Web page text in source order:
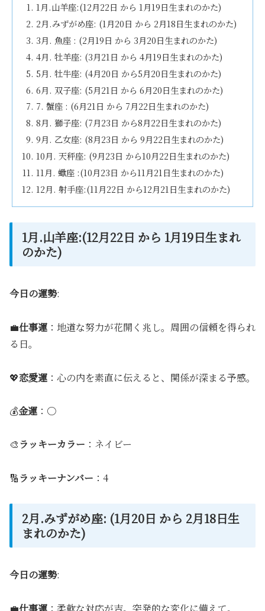
1月.山羊座:(12月22日 から 1月19日生まれのかた)
2月.みずがめ座: (1月20日 から 2月18日生まれのかた)
3月. 魚座 : (2月19日 から 3月20日生まれのかた)
4月. 牡羊座: (3月21日 から 4月19日生まれのかた)
5月. 牡牛座: (4月20日 から5月20日生まれのかた)
6月. 双子座: (5月21日 から 6月20日生まれのかた)
7. 蟹座 : (6月21日 から 7月22日生まれのかた)
8月. 獅子座: (7月23日 から8月22日生まれのかた)
9月. 乙女座: (8月23日 から 9月22日生まれのかた)
10月. 天秤座: (9月23日 から10月22日生まれのかた)
11月. 蠍座 :(10月23日 から11月21日生まれのかた)
12月. 射手座:(11月22日 から12月21日生まれのかた)
1月.山羊座:(12月22日 から 1月19日生まれ
のかた)
今日の運勢:
💼仕事運 ：地道な努力が花開く兆し。周囲の信頼を得られ
る日。
💖恋愛運 ：心の内を素直に伝えると、関係が深まる予感。
💰金運 ：〇
🎨 ラッキーカラー ：ネイビー
🔢 ラッキーナンバー ：4
2月.みずがめ座: (1月20日 から 2月18日生
まれのかた)
今日の運勢: